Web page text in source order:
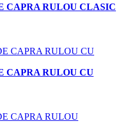
CAPRA RULOU CLASIC
CAPRA RULOU CU